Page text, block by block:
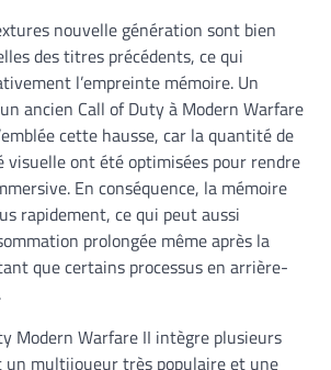
nouvelle génération sont bien
des titres précédents, ce qui
l’empreinte mémoire. Un
ancien Call of Duty à Modern Warfare
cette hausse, car la quantité de
ont été optimisées pour rendre
En conséquence, la mémoire
rapidement, ce qui peut aussi
prolongée même après la
que certains processus en arrière-
Modern Warfare II intègre plusieurs
un multijoueur très populaire et une